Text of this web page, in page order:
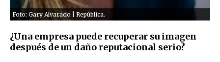
Foto: Gary Alvarado | República.
¿Una empresa puede recuperar su imagen
después de un daño reputacional serio?